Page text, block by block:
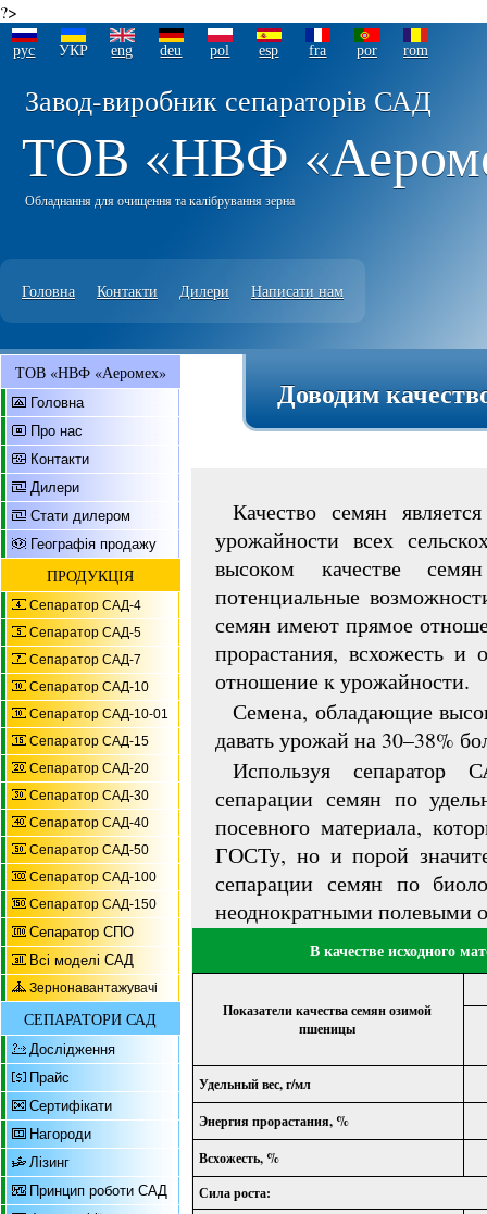
?>
рус УКР eng deu pol esp fra por rom
Завод-виробник сепараторів САД
ТОВ «НВФ
Обладнання для очищення та калібрування зерна
Головна Контакти Дилери Написати нам
ТОВ «НВФ «Аеромех»
Головна
Про нас
Контакти
Дилери
Стати дилером
Географія продажу
ПРОДУКЦІЯ
Сепаратор САД-4
Сепаратор САД-5
Сепаратор САД-7
Сепаратор САД-10
Сепаратор САД-10-01
Сепаратор САД-15
Сепаратор САД-20
Сепаратор САД-30
Сепаратор САД-40
Сепаратор САД-50
Сепаратор САД-100
Сепаратор САД-150
Сепаратор СПО
Всі моделі САД
Зернонавантажувачі
СЕПАРАТОРИ САД
Дослідження
Прайс
Сертифікати
Нагороди
Лізинг
Принцип роботи САД
Доводим
Качество семян
урожайности всех
высоком качестве
потенциальные
семян имеют прямое
прорастания, всхожесть
отношение к урожайности.
Семена, обладающие
давать урожай на 30–38%
Используя сепаратор
сепарации семян по
посевного материала,
ГОСТу, но и порой
сепарации семян по
неоднократными полевыми
В качестве исходного
Показатели качества семян озимой
пшеницы
Удельный вес, г/мл
Энергия прорастания, %
Всхожесть, %
Сила роста: